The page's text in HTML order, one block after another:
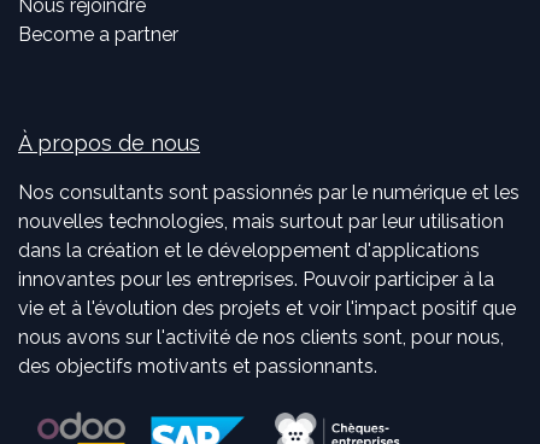
Nous rejoindre
Become a partner
À propos de nous
Nos consultants sont passionnés par le numérique et les
nouvelles technologies, mais surtout par leur utilisation
dans la création et le développement d'applications
innovantes pour les entreprises. Pouvoir participer à la
vie et à l'évolution des projets et voir l'impact positif que
nous avons sur l'activité de nos clients sont, pour nous,
des objectifs motivants et passionnants.